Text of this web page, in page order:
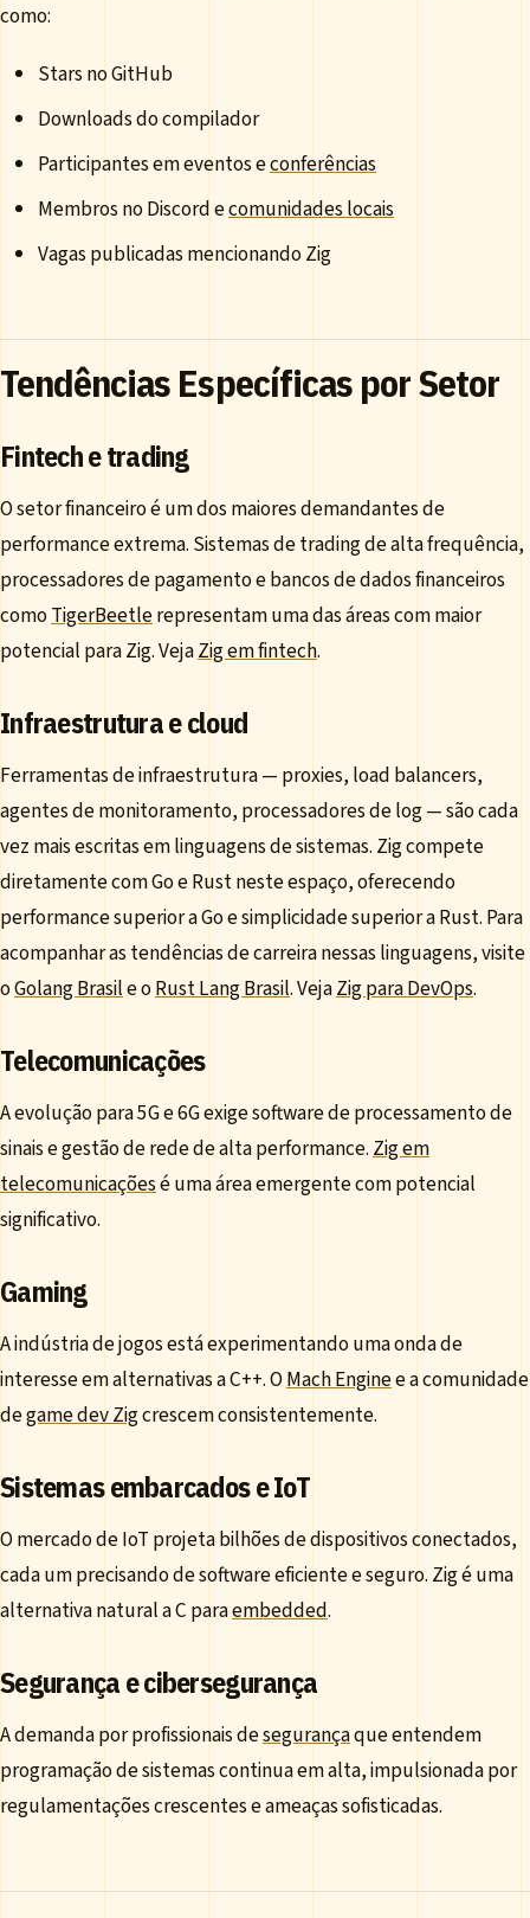
como:
Stars no GitHub
Downloads do compilador
Participantes em eventos econferências
Membros no Discord ecomunidades locais
Vagas publicadas mencionando Zig
Tendências Específicas por Setor
Fintech e trading
O setor financeiro é um dos maiores demandantes de
performance extrema. Sistemas de trading de alta frequência,
processadores de pagamento e bancos de dados financeiros
comoTigerBeetlerepresentam uma das áreas com maior
potencial para Zig. VejaZig em fintech.
Infraestrutura e cloud
Ferramentas de infraestrutura — proxies, load balancers,
agentes de monitoramento, processadores de log — são cada
vez mais escritas em linguagens de sistemas. Zig compete
diretamente com Go e Rust neste espaço, oferecendo
performance superior a Go e simplicidade superior a Rust. Para
acompanhar as tendências de carreira nessas linguagens, visite
oGolang Brasile oRust Lang Brasil. VejaZig para DevOps.
Telecomunicações
A evolução para 5G e 6G exige software de processamento de
sinais e gestão de rede de alta performance.Zig em
telecomunicaçõesé uma área emergente com potencial
significativo.
Gaming
A indústria de jogos está experimentando uma onda de
interesse em alternativas a C++. OMach Enginee a comunidade
degame dev Zigcrescem consistentemente.
Sistemas embarcados e IoT
O mercado de IoT projeta bilhões de dispositivos conectados,
cada um precisando de software eficiente e seguro. Zig é uma
alternativa natural a C paraembedded.
Segurança e cibersegurança
A demanda por profissionais desegurançaque entendem
programação de sistemas continua em alta, impulsionada por
regulamentações crescentes e ameaças sofisticadas.